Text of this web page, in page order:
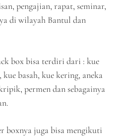
pengajian, rapat, seminar,
di wilayah Bantul dan
box bisa terdiri dari : kue
basah, kue kering, aneka
permen dan sebagainya
boxnya juga bisa mengikuti